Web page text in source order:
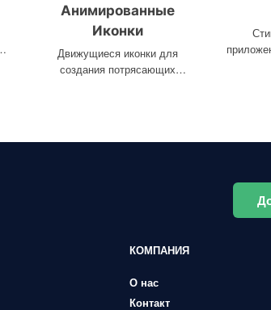
Анимированные
Иконки
Движущиеся иконки для
создания потрясающих
КОМПАНИЯ
О нас
Контакт